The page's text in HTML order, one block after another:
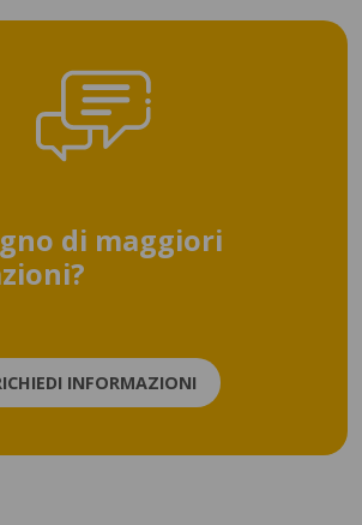
di maggiori
INFORMAZIONI